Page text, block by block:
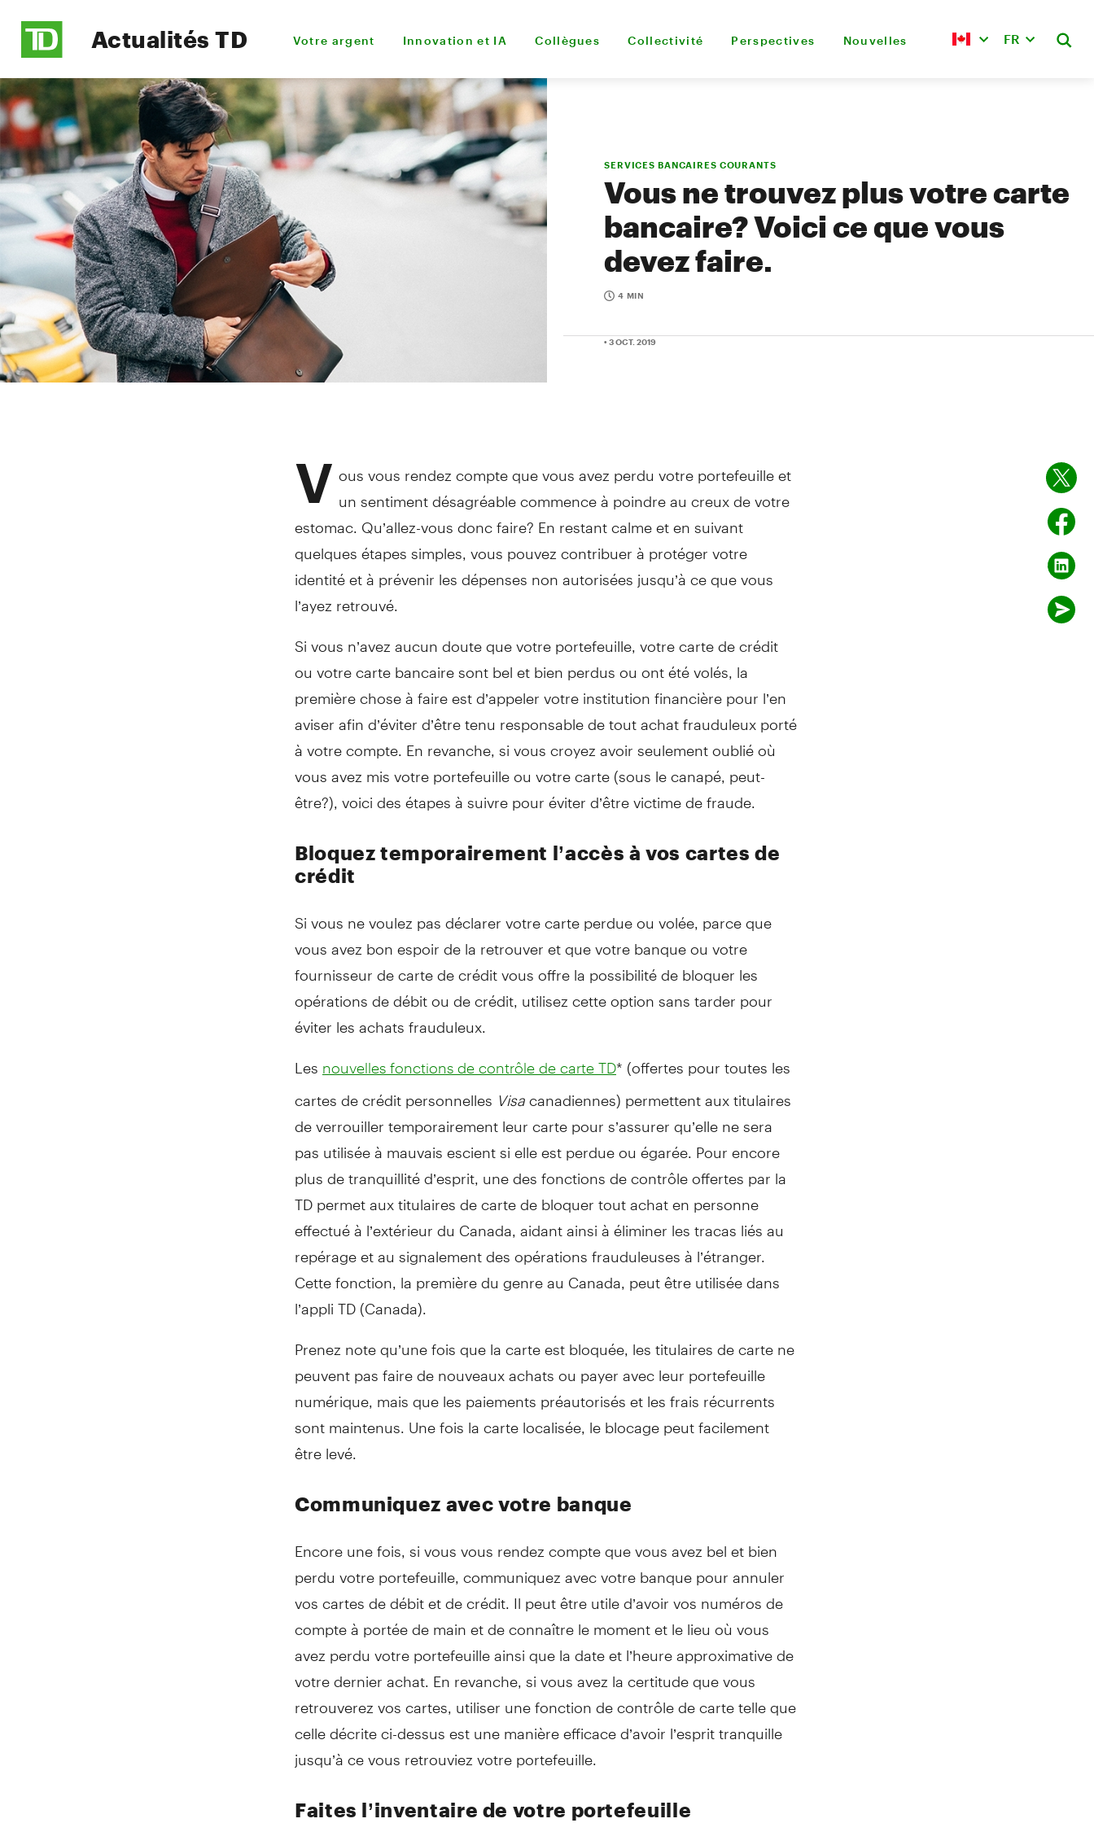
Actualités TD Votre argent Innovation et IA Collègues Collectivité Perspectives Nouvelles FR
SERVICES BANCAIRES COURANTS
Vous ne trouvez plus votre carte
bancaire? Voici ce que vous
devez faire.
4 MIN
• 3 OCT. 2019
V ous vous rendez compte que vous avez perdu votre portefeuille et
un sentiment désagréable commence à poindre au creux de votre
estomac. Qu’allez-vous donc faire? En restant calme et en suivant
quelques étapes simples, vous pouvez contribuer à protéger votre
identité et à prévenir les dépenses non autorisées jusqu’à ce que vous
l’ayez retrouvé.
Si vous n’avez aucun doute que votre portefeuille, votre carte de crédit
ou votre carte bancaire sont bel et bien perdus ou ont été volés, la
première chose à faire est d’appeler votre institution financière pour l’en
aviser afin d’éviter d’être tenu responsable de tout achat frauduleux porté
à votre compte. En revanche, si vous croyez avoir seulement oublié où
vous avez mis votre portefeuille ou votre carte (sous le canapé, peut-
être?), voici des étapes à suivre pour éviter d’être victime de fraude.
Bloquez temporairement l’accès à vos cartes de
crédit
Si vous ne voulez pas déclarer votre carte perdue ou volée, parce que
vous avez bon espoir de la retrouver et que votre banque ou votre
fournisseur de carte de crédit vous offre la possibilité de bloquer les
opérations de débit ou de crédit, utilisez cette option sans tarder pour
éviter les achats frauduleux.
Les nouvelles fonctions de contrôle de carte TD* (offertes pour toutes les
cartes de crédit personnelles Visacanadiennes) permettent aux titulaires
de verrouiller temporairement leur carte pour s’assurer qu’elle ne sera
pas utilisée à mauvais escient si elle est perdue ou égarée. Pour encore
plus de tranquillité d’esprit, une des fonctions de contrôle offertes par la
TD permet aux titulaires de carte de bloquer tout achat en personne
effectué à l’extérieur du Canada, aidant ainsi à éliminer les tracas liés au
repérage et au signalement des opérations frauduleuses à l’étranger.
Cette fonction, la première du genre au Canada, peut être utilisée dans
l’appli TD (Canada).
Prenez note qu’une fois que la carte est bloquée, les titulaires de carte ne
peuvent pas faire de nouveaux achats ou payer avec leur portefeuille
numérique, mais que les paiements préautorisés et les frais récurrents
sont maintenus. Une fois la carte localisée, le blocage peut facilement
être levé.
Communiquez avec votre banque
Encore une fois, si vous vous rendez compte que vous avez bel et bien
perdu votre portefeuille, communiquez avec votre banque pour annuler
vos cartes de débit et de crédit. Il peut être utile d’avoir vos numéros de
compte à portée de main et de connaître le moment et le lieu où vous
avez perdu votre portefeuille ainsi que la date et l’heure approximative de
votre dernier achat. En revanche, si vous avez la certitude que vous
retrouverez vos cartes, utiliser une fonction de contrôle de carte telle que
celle décrite ci-dessus est une manière efficace d’avoir l’esprit tranquille
jusqu’à ce vous retrouviez votre portefeuille.
Faites l’inventaire de votre portefeuille